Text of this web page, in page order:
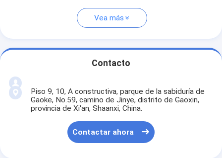
Vea más
Contacto
Piso 9, 10, A constructiva, parque de la sabiduría de
Gaoke, No.59, camino de Jinye, distrito de Gaoxin,
provincia de Xi'an, Shaanxi, China.
Contactar ahora